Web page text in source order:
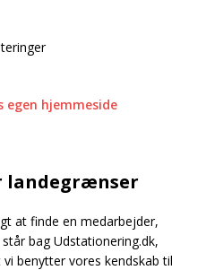
hjemmeside
landegrænser
at finde en medarbejder,
bag Udstationering.dk,
benytter vores kendskab til